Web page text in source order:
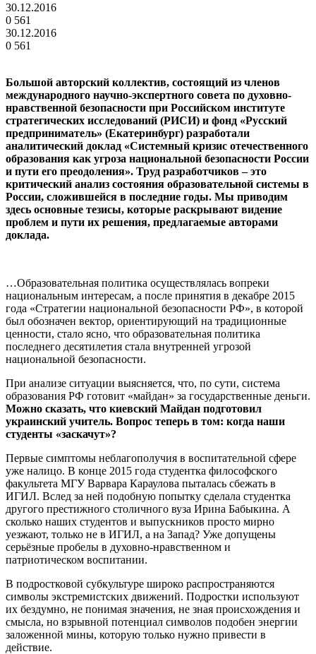
30.12.2016
0 561
30.12.2016
0 561
Большой авторский коллектив, состоящий из членов
международного научно-экспертного совета по духовно-
нравственной безопасности при Российском институте
стратегических исследований (РИСИ) и фонд «Русский
предприниматель» (Екатеринбург) разработали
аналитический доклад «Системный кризис отечественного
образования как угроза национальной безопасности России
и пути его преодоления». Труд разработчиков – это
критический анализ состояния образовательной системы в
России, сложившейся в последние годы. Мы приводим
здесь основные тезисы, которые раскрывают видение
проблем и пути их решения, предлагаемые авторами
доклада.
…Образовательная политика осуществлялась вопреки
национальным интересам, а после принятия в декабре 2015
года «Стратегии национальной безопасности РФ», в которой
был обозначен вектор, ориентирующий на традиционные
ценности, стало ясно, что образовательная политика
последнего десятилетия стала внутренней угрозой
национальной безопасности.
При анализе ситуации выясняется, что, по сути, система
образования РФ готовит «майдан» за государственные деньги.
Можно сказать, что киевский Майдан подготовил
украинский учитель. Вопрос теперь в том: когда наши
студенты «заскачут»?
Первые симптомы неблагополучия в воспитательной сфере
уже налицо. В конце 2015 года студентка философского
факультета МГУ Варвара Караулова пыталась сбежать в
ИГИЛ. Вслед за ней подобную попытку сделала студентка
другого престижного столичного вуза Ирина Бабыкина. А
сколько наших студентов и выпускников просто мирно
уезжают, только не в ИГИЛ, а на Запад? Уже допущены
серьёзные пробелы в духовно-нравственном и
патриотическом воспитании.
В подростковой субкультуре широко распространяются
символы экстремистских движений. Подростки используют
их бездумно, не понимая значения, не зная происхождения и
смысла, но взрывной потенциал символов подобен энергии
заложенной мины, которую только нужно привести в
действие.